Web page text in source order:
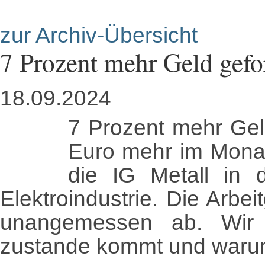
zur Archiv-Übersicht
7 Prozent mehr Geld
18.09.2024
7 Prozent mehr
Euro mehr im
die IG Metall in
Elektroindustrie. Die
unangemessen ab.
zustande kommt und